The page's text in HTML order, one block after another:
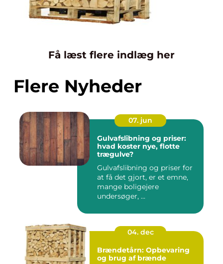
Få læst flere indlæg her
Flere Nyheder
07. jun
Gulvafslibning og priser:
hvad koster nye, flotte
trægulve?
Gulvafslibning og priser for
at få det gjort, er et emne,
mange boligejere
undersøger, ...
04. dec
Brændetårn: Opbevaring
og brug af brænde